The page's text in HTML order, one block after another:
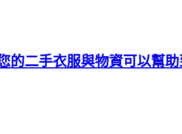
的二手衣服與物資可以幫助